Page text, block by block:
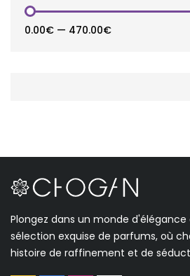
0.00€ — 470.00€
Plongez dans un monde
sélection exquise de parfums, où
histoire de raffinement et de